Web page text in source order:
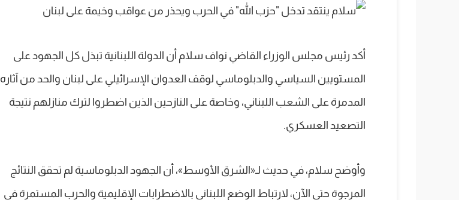
أكد رئيس مجلس الوزراء القاضي نواف سلام أن الدولة اللبنانية تبذل كل الجهود على
المستويين السياسي والدبلوماسي لوقف العدوان الإسرائيلي على لبنان والحد من آثاره
المدمرة على الشعب اللبناني، وخاصة على النازحين الذين اضطروا لترك منازلهم نتيجة
التصعيد العسكري.
وأوضح سلام، في حديث لـ«الشرق الأوسط»، أن الجهود الدبلوماسية لم تحقق النتائج
المرجوة حتى الآن، لارتباط الوضع اللبناني بالاضطرابات الإقليمية والحرب المستمرة في